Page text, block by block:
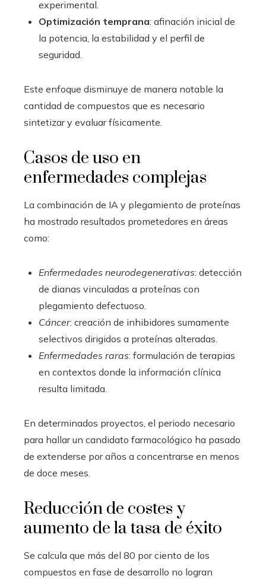
experimental.
Optimización temprana: afinación inicial de
la potencia, la estabilidad y el perfil de
seguridad.
Este enfoque disminuye de manera notable la
cantidad de compuestos que es necesario
sintetizar y evaluar físicamente.
Casos de uso en
enfermedades complejas
La combinación de IA y plegamiento de proteínas
ha mostrado resultados prometedores en áreas
como:
Enfermedades neurodegenerativas: detección
de dianas vinculadas a proteínas con
plegamiento defectuoso.
Cáncer: creación de inhibidores sumamente
selectivos dirigidos a proteínas alteradas.
Enfermedades raras: formulación de terapias
en contextos donde la información clínica
resulta limitada.
En determinados proyectos, el periodo necesario
para hallar un candidato farmacológico ha pasado
de extenderse por años a concentrarse en menos
de doce meses.
Reducción de costes y
aumento de la tasa de éxito
Se calcula que más del 80 por ciento de los
compuestos en fase de desarrollo no logran